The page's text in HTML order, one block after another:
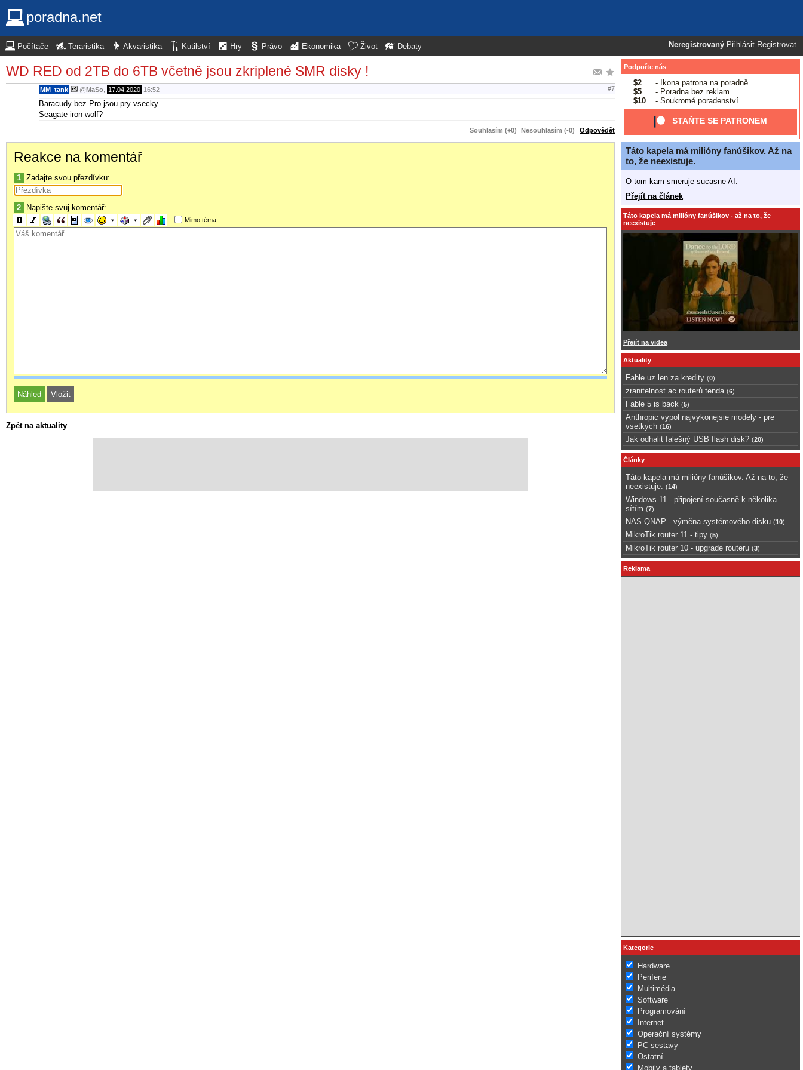
poradna.net
Neregistrovaný Přihlásit Registrovat
Počítače Teraristika Akvaristika Kutilství Hry Právo Ekonomika Život Debaty
WD RED od 2TB do 6TB včetně jsou zkriplené SMR disky !
MM_tank @MaSo 17.04.2020 16:52 #7
Baracudy bez Pro jsou pry vsecky.
Seagate iron wolf?
Souhlasím (+0) Nesouhlasím (-0) Odpovědět
Reakce na komentář
1 Zadajte svou přezdívku:
2 Napište svůj komentář:
Mimo téma
Zpět na aktuality
Podpořte nás
$2
- Ikona patrona na poradně
$5
- Poradna bez reklam
$10
- Soukromé poradenství
STAŇTE SE PATRONEM
Táto kapela má milióny fanúšikov. Až na
to, že neexistuje.
O tom kam smeruje sucasne AI.
Přejít na článek
Táto kapela má milióny fanúšikov - až na to, že
neexistuje
Přejít na videa
Aktuality
Fable uz len za kredity (0)
zranitelnost ac routerů tenda (6)
Fable 5 is back (5)
Anthropic vypol najvykonejsie modely - pre
vsetkych (16)
Jak odhalit falešný USB flash disk? (20)
Články
Táto kapela má milióny fanúšikov. Až na to, že
neexistuje.
(14)
Windows 11 - připojení současně k několika
sítím (7)
NAS QNAP - výměna systémového disku (10)
MikroTik router 11 - tipy (5)
MikroTik router 10 - upgrade routeru (3)
Reklama
Kategorie
Hardware
Periferie
Multimédia
Software
Programování
Internet
Operační systémy
PC sestavy
Ostatní
Mobily a tablety